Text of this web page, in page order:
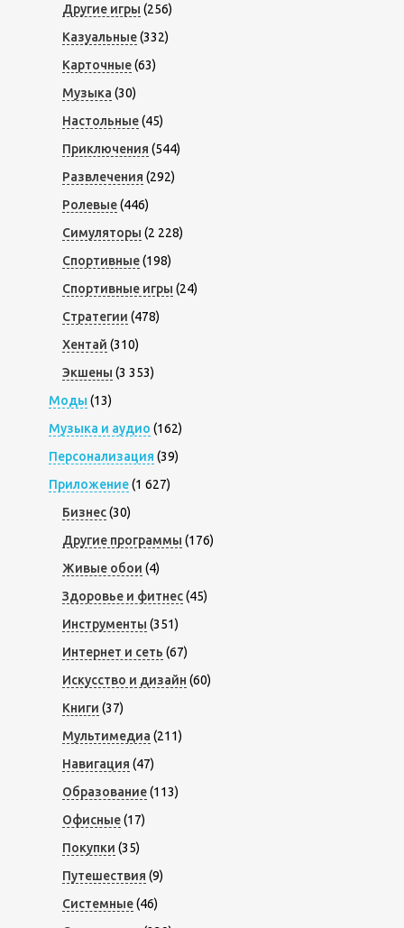
Другие игры (256)
Казуальные(332)
Карточные(63)
Музыка (30)
Настольные(45)
Приключения (544)
Развлечения (292)
Ролевые(446)
Симуляторы (2 228)
Спортивные(198)
Спортивные игры (24)
Стратегии (478)
Хентай (310)
Экшены (3 353)
Моды (13)
Музыка и аудио (162)
Персонализация (39)
Приложение(1 627)
Бизнес(30)
Другие программы (176)
Живые обои (4)
Здоровье и фитнес(45)
Инструменты (351)
Интернет и сеть (67)
Искусство и дизайн (60)
Книги (37)
Мультимедиа (211)
Навигация (47)
Образование(113)
Офисные(17)
Покупки (35)
Путешествия (9)
Системные(46)